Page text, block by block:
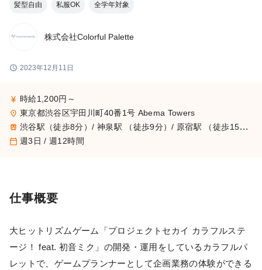
髪型自由 私服OK 全学年対象
株式会社Colorful Palette
schedule 2023年12月11日
currency_yen 時給1,200円～
place 東京都渋谷区宇田川町40番1号 Abema Towers
train 渋谷駅（徒歩8分）/ 神泉駅 （徒歩9分）/ 原宿駅 （徒歩15分）
calendar_today 週3日 / 週12時間
仕事概要
大ヒットリズムゲーム「プロジェクトセカイ カラフルステ
ージ！ feat. 初音ミク」の開発・運用をしているカラフルパ
レットで、ゲームプランナーとして企画業務の体験ができる